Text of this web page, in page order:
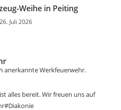
Weihe in Peiting
26. Juli 2026
anerkannte Werkfeuerwehr.